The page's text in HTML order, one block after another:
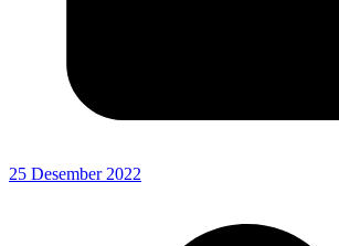
25 Desember 2022